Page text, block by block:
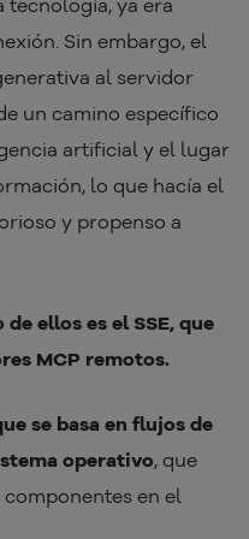
Sin embargo, el
al servidor
un camino específico
artificial y el lugar
lo que hacía el
y propenso a
de ellos es el SSE, que
MCP remotos.
se basa en flujos de
operativo, que
en el